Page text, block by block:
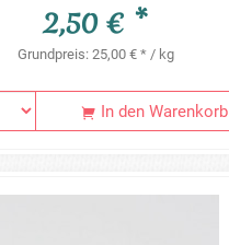
2,50 € *
Grundpreis: 25,00 € * / kg
In den Warenkorb